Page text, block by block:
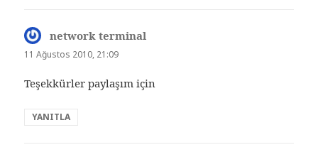
network terminal
11 Ağustos 2010, 21:09
Teşekkürler paylaşım için
YANITLA